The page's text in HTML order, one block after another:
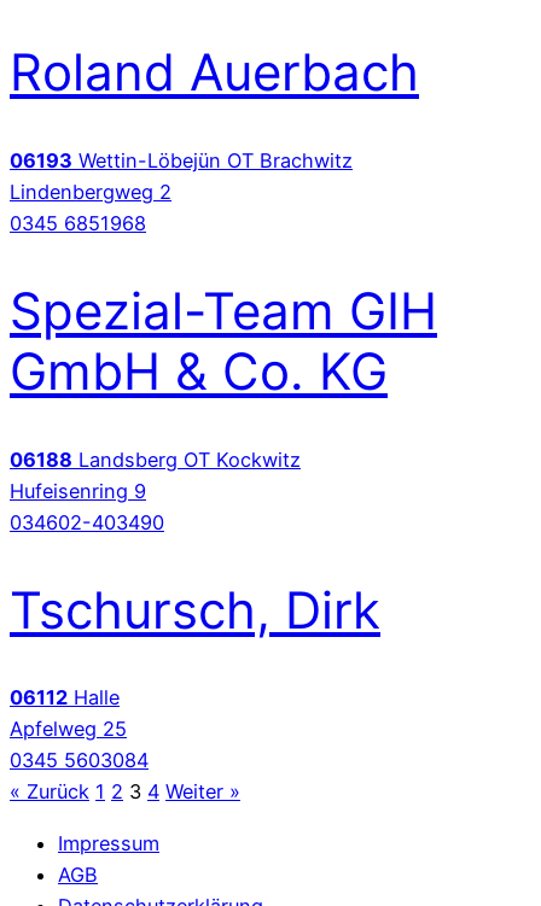
Roland Auerbach
06193 Wettin-Löbejün OT Brachwitz
Lindenbergweg 2
0345 6851968
Spezial-Team GIH
GmbH & Co. KG
06188 Landsberg OT Kockwitz
Hufeisenring 9
034602-403490
Tschursch, Dirk
06112 Halle
Apfelweg 25
0345 5603084
« Zurück 1 2 3 4 Weiter »
Impressum
AGB